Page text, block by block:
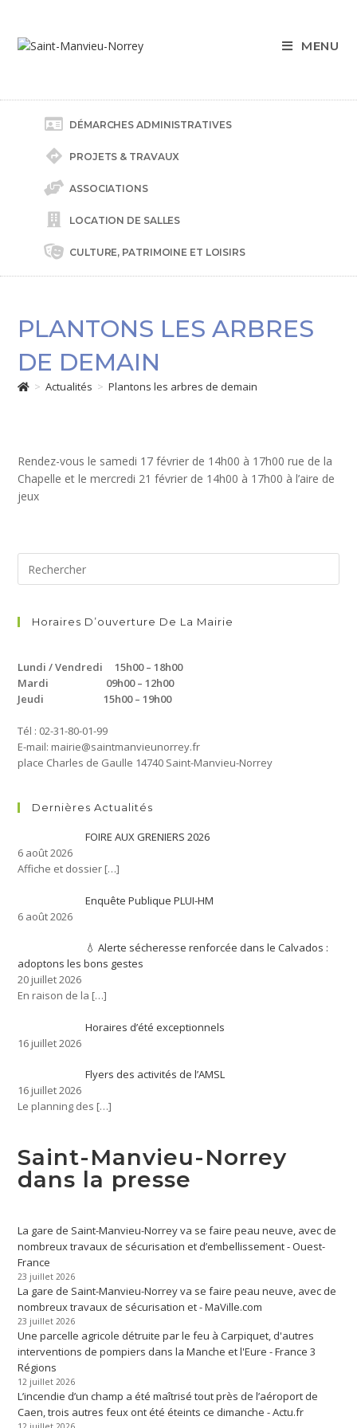
MENU
DÉMARCHES ADMINISTRATIVES
PROJETS & TRAVAUX
ASSOCIATIONS
LOCATION DE SALLES
CULTURE, PATRIMOINE ET LOISIRS
PLANTONS LES ARBRES
DE DEMAIN
> Actualités > Plantons les arbres de demain
Rendez-vous le samedi 17 février de 14h00 à 17h00 rue de la
Chapelle et le mercredi 21 février de 14h00 à 17h00 à l’aire de
jeux
Horaires D’ouverture De La Mairie
Lundi / Vendredi 15h00 – 18h00
Mardi 09h00 – 12h00
Jeudi 15h00 – 19h00
Tél : 02-31-80-01-99
E-mail: mairie@saintmanvieunorrey.fr
place Charles de Gaulle 14740 Saint-Manvieu-Norrey
Dernières Actualités
FOIRE AUX GRENIERS 2026
6 août 2026
Affiche et dossier […]
Enquête Publique PLUI-HM
6 août 2026
💧 Alerte sécheresse renforcée dans le Calvados :
adoptons les bons gestes
20 juillet 2026
En raison de la […]
Horaires d’été exceptionnels
16 juillet 2026
Flyers des activités de l’AMSL
16 juillet 2026
Le planning des […]
Saint-Manvieu-Norrey
dans la presse
La gare de Saint-Manvieu-Norrey va se faire peau neuve, avec de
nombreux travaux de sécurisation et d’embellissement - Ouest-
France
23 juillet 2026
La gare de Saint-Manvieu-Norrey va se faire peau neuve, avec de
nombreux travaux de sécurisation et - MaVille.com
23 juillet 2026
Une parcelle agricole détruite par le feu à Carpiquet, d'autres
interventions de pompiers dans la Manche et l'Eure - France 3
Régions
12 juillet 2026
L’incendie d’un champ a été maîtrisé tout près de l’aéroport de
Caen, trois autres feux ont été éteints ce dimanche - Actu.fr